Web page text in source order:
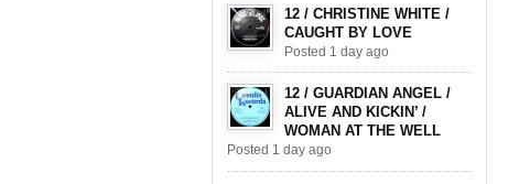
12 / CHRISTINE WHITE /
CAUGHT BY LOVE
Posted 1 day ago
12 / GUARDIAN ANGEL /
ALIVE AND KICKIN’ /
WOMAN AT THE WELL
Posted 1 day ago